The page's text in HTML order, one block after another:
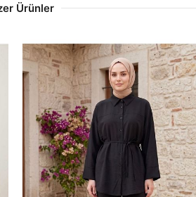
Ürünler